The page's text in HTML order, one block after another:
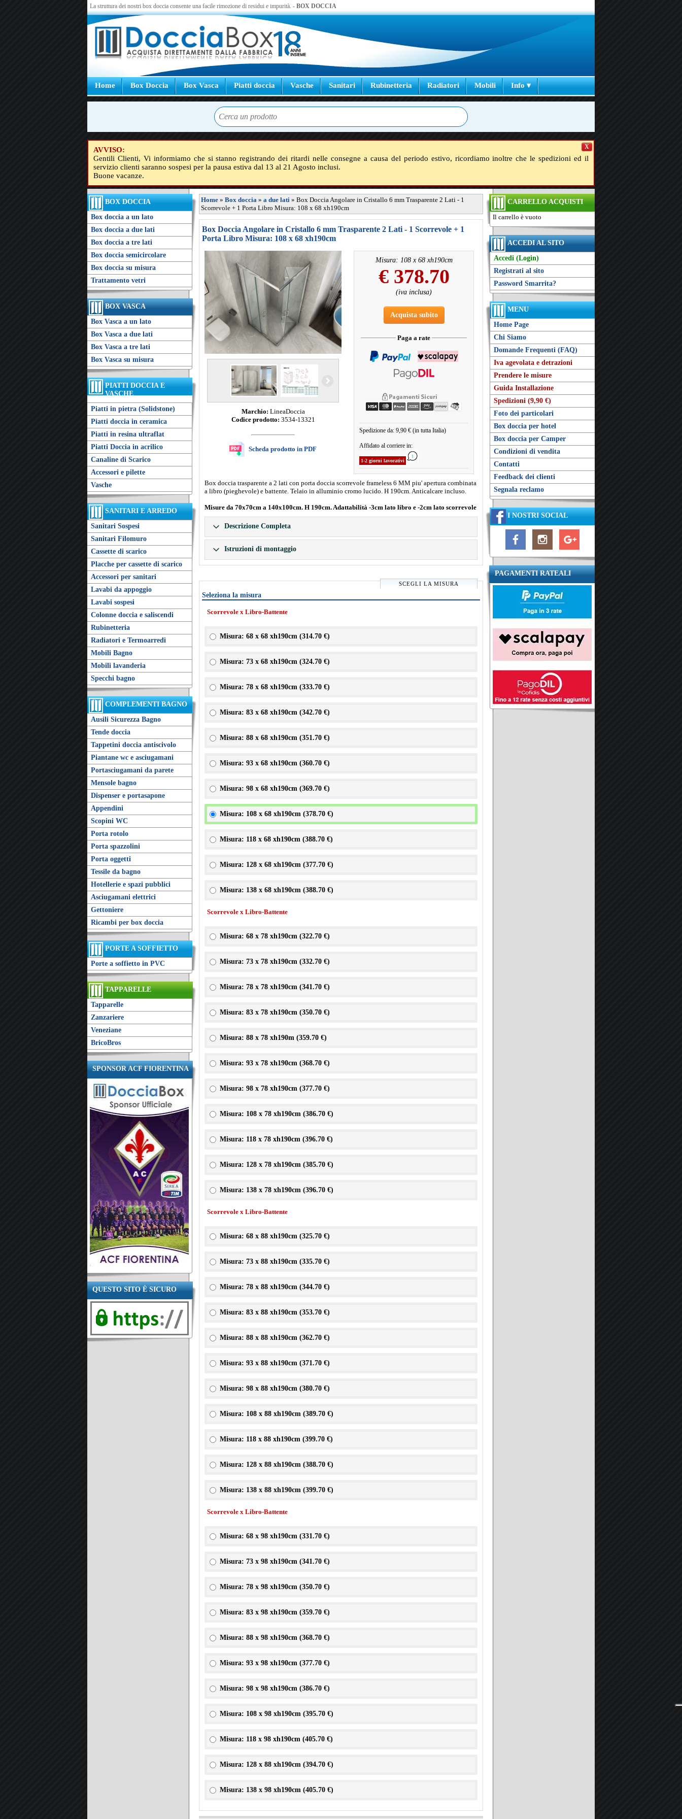
La struttura dei nostri box doccia consente una facile rimozione di residui e impurità. - BOX DOCCIA
Home Box Doccia Box Vasca Piatti doccia Vasche Sanitari Rubinetteria Radiatori Mobili Info ▾
AVVISO:
Gentili Clienti, Vi informiamo che si stanno registrando dei ritardi nelle consegne a causa del periodo estivo, ricordiamo inoltre che le spedizioni ed il
servizio clienti saranno sospesi per la pausa estiva dal 13 al 21 Agosto inclusi.
Buone vacanze.
X
BOX DOCCIA
Box doccia a un lato
Box doccia a due lati
Box doccia a tre lati
Box doccia semicircolare
Box doccia su misura
Trattamento vetri
BOX VASCA
Box Vasca a un lato
Box Vasca a due lati
Box Vasca a tre lati
Box Vasca su misura
PIATTI DOCCIA E
VASCHE
Piatti in pietra (Solidstone)
Piatti doccia in ceramica
Piatti in resina ultraflat
Piatti Doccia in acrilico
Canaline di Scarico
Accessori e pilette
Vasche
SANITARI E ARREDO
Sanitari Sospesi
Sanitari Filomuro
Cassette di scarico
Placche per cassette di scarico
Accessori per sanitari
Lavabi da appoggio
Lavabi sospesi
Colonne doccia e saliscendi
Rubinetteria
Radiatori e Termoarredi
Mobili Bagno
Mobili lavanderia
Specchi bagno
COMPLEMENTI BAGNO
Ausili Sicurezza Bagno
Tende doccia
Tappetini doccia antiscivolo
Piantane wc e asciugamani
Portasciugamani da parete
Mensole bagno
Dispenser e portasapone
Appendini
Scopini WC
Porta rotolo
Porta spazzolini
Porta oggetti
Tessile da bagno
Hotellerie e spazi pubblici
Asciugamani elettrici
Gettoniere
Ricambi per box doccia
PORTE A SOFFIETTO
Porte a soffietto in PVC
TAPPARELLE
Tapparelle
Zanzariere
Veneziane
BricoBros
SPONSOR ACF FIORENTINA
QUESTO SITO È SICURO
CARRELLO ACQUISTI
Il carrello è vuoto
ACCEDI AL SITO
Accedi (Login)
Registrati al sito
Password Smarrita?
MENU
Home Page
Chi Siamo
Domande Frequenti (FAQ)
Iva agevolata e detrazioni
Prendere le misure
Guida Installazione
Spedizioni (9,90 €)
Foto dei particolari
Box doccia per hotel
Box doccia per Camper
Condizioni di vendita
Contatti
Feedback dei clienti
Segnala reclamo
I NOSTRI SOCIAL
PAGAMENTI RATEALI
Home » Box doccia » a due lati » Box Doccia Angolare in Cristallo 6 mm Trasparente 2 Lati - 1
Scorrevole + 1 Porta Libro Misura: 108 x 68 xh190cm
Box Doccia Angolare in Cristallo 6 mm Trasparente 2 Lati - 1 Scorrevole + 1
Porta Libro Misura: 108 x 68 xh190cm
Marchio: LineaDoccia
Codice prodotto: 3534-13321
Scheda prodotto in PDF
Misura: 108 x 68 xh190cm
€ 378.70
(iva inclusa)
Acquista subito
Paga a rate
Spedizione da: 9,90 € (in tutta Italia)
Affidato al corriere in:
1-2 giorni lavorativi
Box doccia trasparente a 2 lati con porta doccia scorrevole frameless 6 MM piu' apertura combinata
a libro (pieghevole) e battente. Telaio in alluminio cromo lucido. H 190cm. Anticalcare incluso.
Misure da 70x70cm a 140x100cm. H 190cm. Adattabilità -3cm lato libro e -2cm lato scorrevole
Descrizione Completa
Istruzioni di montaggio
SCEGLI LA MISURA
Seleziona la misura
Scorrevole x Libro-Battente
Misura: 68 x 68 xh190cm (314.70 €)
Misura: 73 x 68 xh190cm (324.70 €)
Misura: 78 x 68 xh190cm (333.70 €)
Misura: 83 x 68 xh190cm (342.70 €)
Misura: 88 x 68 xh190cm (351.70 €)
Misura: 93 x 68 xh190cm (360.70 €)
Misura: 98 x 68 xh190cm (369.70 €)
Misura: 108 x 68 xh190cm (378.70 €)
Misura: 118 x 68 xh190cm (388.70 €)
Misura: 128 x 68 xh190cm (377.70 €)
Misura: 138 x 68 xh190cm (388.70 €)
Scorrevole x Libro-Battente
Misura: 68 x 78 xh190cm (322.70 €)
Misura: 73 x 78 xh190cm (332.70 €)
Misura: 78 x 78 xh190cm (341.70 €)
Misura: 83 x 78 xh190cm (350.70 €)
Misura: 88 x 78 xh190m (359.70 €)
Misura: 93 x 78 xh190cm (368.70 €)
Misura: 98 x 78 xh190cm (377.70 €)
Misura: 108 x 78 xh190cm (386.70 €)
Misura: 118 x 78 xh190cm (396.70 €)
Misura: 128 x 78 xh190cm (385.70 €)
Misura: 138 x 78 xh190cm (396.70 €)
Scorrevole x Libro-Battente
Misura: 68 x 88 xh190cm (325.70 €)
Misura: 73 x 88 xh190cm (335.70 €)
Misura: 78 x 88 xh190cm (344.70 €)
Misura: 83 x 88 xh190cm (353.70 €)
Misura: 88 x 88 xh190cm (362.70 €)
Misura: 93 x 88 xh190cm (371.70 €)
Misura: 98 x 88 xh190cm (380.70 €)
Misura: 108 x 88 xh190cm (389.70 €)
Misura: 118 x 88 xh190cm (399.70 €)
Misura: 128 x 88 xh190cm (388.70 €)
Misura: 138 x 88 xh190cm (399.70 €)
Scorrevole x Libro-Battente
Misura: 68 x 98 xh190cm (331.70 €)
Misura: 73 x 98 xh190cm (341.70 €)
Misura: 78 x 98 xh190cm (350.70 €)
Misura: 83 x 98 xh190cm (359.70 €)
Misura: 88 x 98 xh190cm (368.70 €)
Misura: 93 x 98 xh190cm (377.70 €)
Misura: 98 x 98 xh190cm (386.70 €)
Misura: 108 x 98 xh190cm (395.70 €)
Misura: 118 x 98 xh190cm (405.70 €)
Misura: 128 x 88 xh190cm (394.70 €)
Misura: 138 x 98 xh190cm (405.70 €)